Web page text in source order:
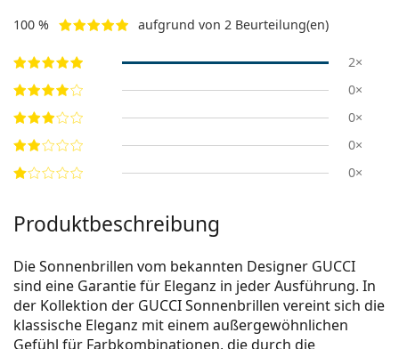
100 % aufgrund von 2 Beurteilung(en)
2×
0×
0×
0×
0×
Produktbeschreibung
Die Sonnenbrillen vom bekannten Designer GUCCI
sind eine Garantie für Eleganz in jeder Ausführung. In
der Kollektion der GUCCI Sonnenbrillen vereint sich die
klassische Eleganz mit einem außergewöhnlichen
Gefühl für Farbkombinationen, die durch die